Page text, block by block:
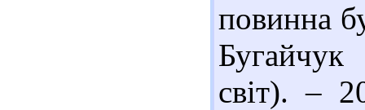
повинна
світ). –